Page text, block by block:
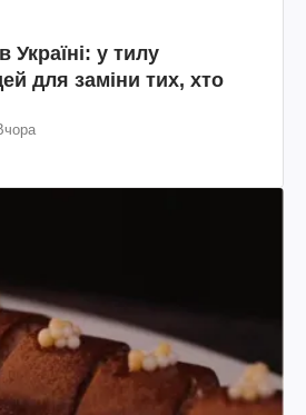
Україні: у тилу
для заміни тих, хто